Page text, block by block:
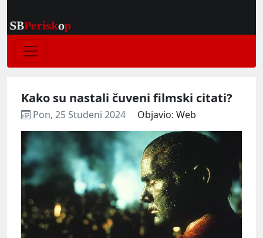
Kako su nastali čuveni filmski citati?
Pon, 25 Studeni 2024 Objavio: Web